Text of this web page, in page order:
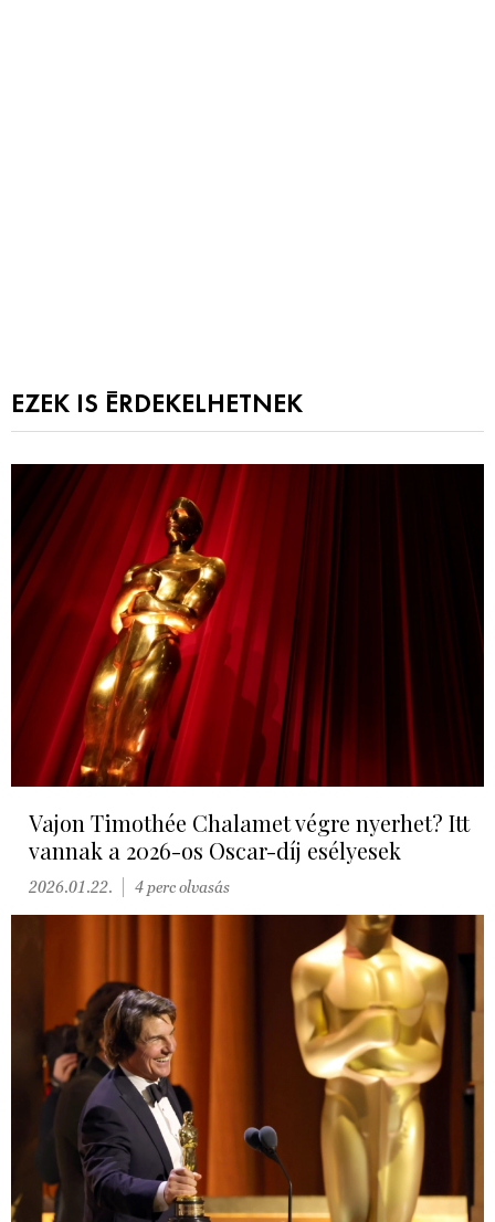
EZEK IS ÉRDEKELHETNEK
Vajon Timothée Chalamet végre nyerhet? Itt
vannak a 2026-os Oscar-díj esélyesek
2026.01.22. 4 perc olvasás